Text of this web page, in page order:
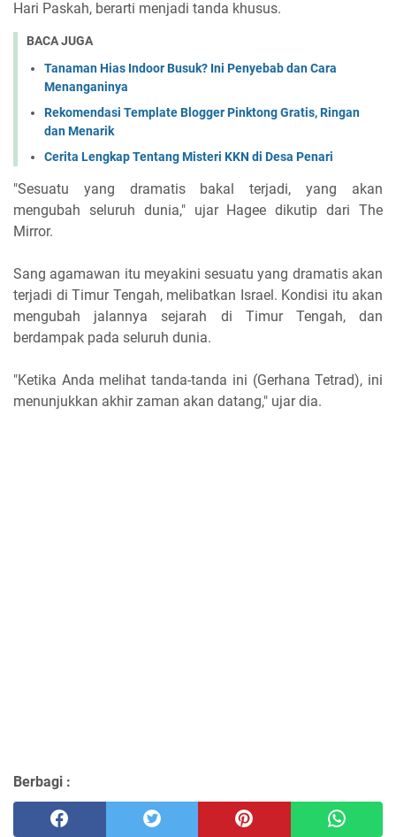
Hari Paskah, berarti menjadi tanda khusus.
BACA JUGA
Tanaman Hias Indoor Busuk? Ini Penyebab dan Cara
Menanganinya
Rekomendasi Template Blogger Pinktong Gratis, Ringan
dan Menarik
Cerita Lengkap Tentang Misteri KKN di Desa Penari
"Sesuatu yang dramatis bakal terjadi, yang akan
mengubah seluruh dunia," ujar Hagee dikutip dari The
Mirror.
Sang agamawan itu meyakini sesuatu yang dramatis akan
terjadi di Timur Tengah, melibatkan Israel. Kondisi itu akan
mengubah jalannya sejarah di Timur Tengah, dan
berdampak pada seluruh dunia.
"Ketika Anda melihat tanda-tanda ini (Gerhana Tetrad), ini
menunjukkan akhir zaman akan datang," ujar dia.
Berbagi :